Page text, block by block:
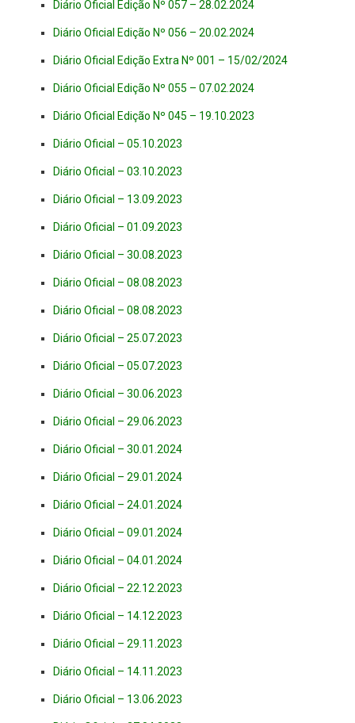
Diário Oficial Edição Nº 057 – 28.02.2024
Diário Oficial Edição Nº 056 – 20.02.2024
Diário Oficial Edição Extra Nº 001 – 15/02/2024
Diário Oficial Edição Nº 055 – 07.02.2024
Diário Oficial Edição Nº 045 – 19.10.2023
Diário Oficial – 05.10.2023
Diário Oficial – 03.10.2023
Diário Oficial – 13.09.2023
Diário Oficial – 01.09.2023
Diário Oficial – 30.08.2023
Diário Oficial – 08.08.2023
Diário Oficial – 08.08.2023
Diário Oficial – 25.07.2023
Diário Oficial – 05.07.2023
Diário Oficial – 30.06.2023
Diário Oficial – 29.06.2023
Diário Oficial – 30.01.2024
Diário Oficial – 29.01.2024
Diário Oficial – 24.01.2024
Diário Oficial – 09.01.2024
Diário Oficial – 04.01.2024
Diário Oficial – 22.12.2023
Diário Oficial – 14.12.2023
Diário Oficial – 29.11.2023
Diário Oficial – 14.11.2023
Diário Oficial – 13.06.2023